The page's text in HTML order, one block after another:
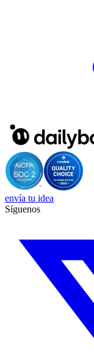
envía tu idea
Síguenos